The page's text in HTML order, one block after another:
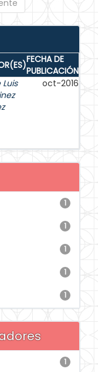
FECHA DE
PUBLICACIÓN
Luis
oct-2016
1
1
1
1
1
1